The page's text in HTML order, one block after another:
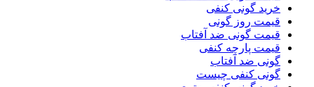
خرید گونی کنفی
قیمت روز گونی
قیمت گونی ضد آفتاب
قیمت پارچه کنفی
گونی ضد آفتاب
گونی کنفی چیست